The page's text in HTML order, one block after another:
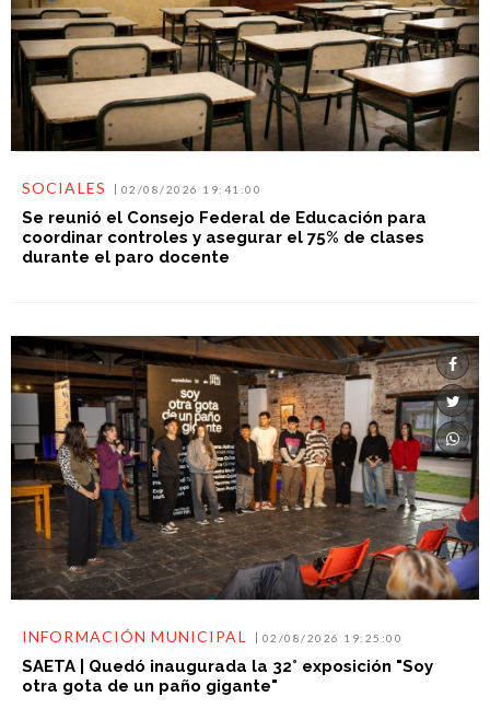
SOCIALES 02/08/2026 19:41:00
Se reunió el Consejo Federal de Educación para
coordinar controles y asegurar el 75% de clases
durante el paro docente
INFORMACIÓN MUNICIPAL 02/08/2026 19:25:00
SAETA | Quedó inaugurada la 32° exposición "Soy
otra gota de un paño gigante"